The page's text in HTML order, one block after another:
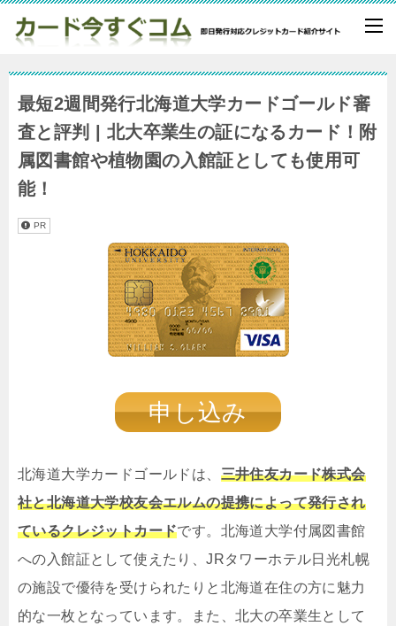
最短2週間発行北海道大学カードゴールド審
査と評判 | 北大卒業生の証になるカード！附
属図書館や植物園の入館証としても使用可
能！
PR
申し込み
北海道大学カードゴールドは、 三井住友カード株式会
社と北海道大学校友会エルムの提携によって発行され
ているクレジットカードです。北海道大学付属図書館
への入館証として使えたり、JRタワーホテル日光札幌
の施設で優待を受けられたりと北海道在住の方に魅力
的な一枚となっています。また、北大の卒業生として